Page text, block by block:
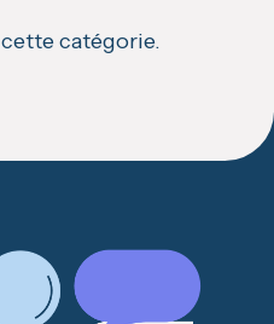
cette catégorie.